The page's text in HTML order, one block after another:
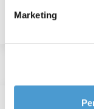
Marketing